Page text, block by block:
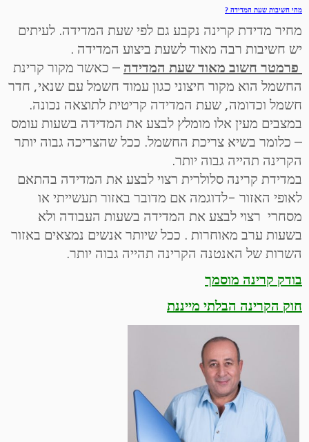
מהי חשיבות שעת המדידה ?
מחיר מדידת קרינה נקבע גם לפי שעת המדידה. לעיתים
יש חשיבות רבה מאוד לשעת ביצוע המדידה .
פרמטר חשוב מאוד שעת המדידה – כאשר מקור קרינת
החשמל הוא מקור חיצוני כגון עמוד חשמל עם שנאי, חדר
חשמל וכדומה, שעת המדידה קריטית לתוצאה נכונה.
במצבים מעין אלו מומלץ לבצע את המדידה בשעות עומס
– כלומר בשיא צריכת החשמל. ככל שהצריכה גבוה יותר
הקרינה תהייה גבוה יותר.
במדידת קרינה סלולרית רצוי לבצע את המדידה בהתאם
לאופי האזור -לדוגמה אם מדובר באזור תעשייתי או
מסחרי רצוי לבצע את המדידה בשעות העבודה ולא
בשעות ערב מאוחרות . ככל שיותר אנשים נמצאים באזור
השרות של האנטנה הקרינה תהייה גבוה יותר.
בודק קרינה מוסמך
חוק הקרינה הבלתי מייננת